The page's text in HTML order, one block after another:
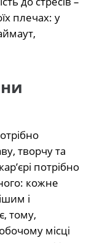
плечах: у
творчу та
потрібно
кожне
і
тому,
місці